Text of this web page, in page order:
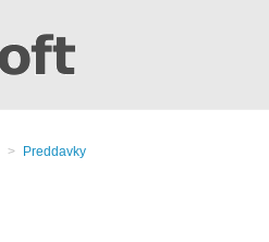
Preddavky